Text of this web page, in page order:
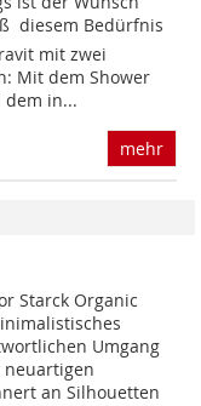
 diesem Bedürfnis
mit zwei
Mit dem Shower
dem in...
mehr
Starck Organic
Umgang
neuartigen
an Silhouetten